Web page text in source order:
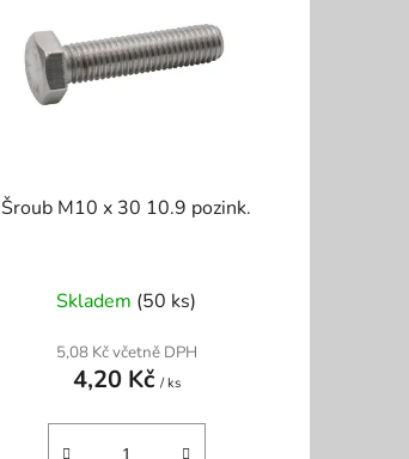
Šroub M10 x 30 10.9 pozink.
Skladem (50 ks)
5,08 Kč včetně DPH
4,20 Kč / ks